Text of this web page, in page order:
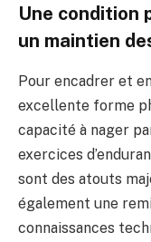
Une condition
un maintien
Pour encadrer et
excellente forme
capacité à nager
exercices
sont des atouts
également une
connaissances